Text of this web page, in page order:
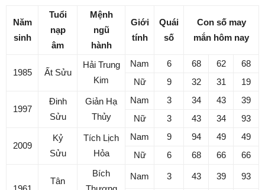
Năm
sinh
Tuổi
nạp
âm
Mệnh
ngũ
hành
Giới
tính
Quái
số
Con số may
mắn hôm nay
1985 Ất Sửu
Hải Trung
Kim
Nam 6 68 62
68
Nữ
9 32 31 19
1997
Đinh
Sửu
Giản Hạ
Thủy
Nam 3 34 43
39
Nữ
3 43 34 93
2009
Kỷ
Sửu
Tích Lịch
Hỏa
Nam 9 94 49
49
Nữ
6 68 66 66
Tân
Bích
Nam 3 43 39 93